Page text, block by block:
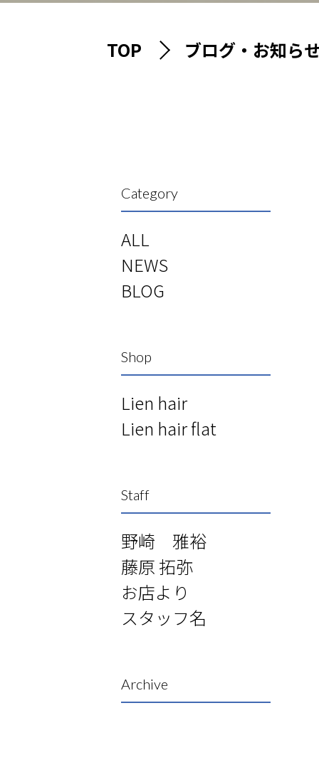
TOP ブログ・お知ら
Category
ALL
NEWS
BLOG
Shop
Lien hair
Lien hair flat
Staff
野崎 雅裕
藤原 拓弥
お店より
スタッフ名
Archive